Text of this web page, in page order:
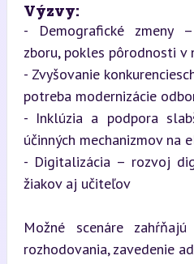
Výzvy:
- Demografické zmeny
zboru, pokles pôrodnosti v
- Zvyšovanie
potreba modernizácie
- Inklúzia a podpora
účinných mechanizmov na
- Digitalizácia – rozvoj
žiakov aj učiteľov
Možné scenáre
rozhodovania, zavedenie